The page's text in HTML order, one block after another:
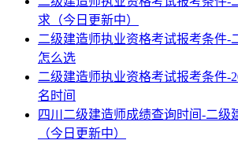
求（今日更新中）
二级建造师执业资格考试报考条件-
怎么选
二级建造师执业资格考试报考条件-
名时间
四川二级建造师成绩查询时间-二级
（今日更新中）